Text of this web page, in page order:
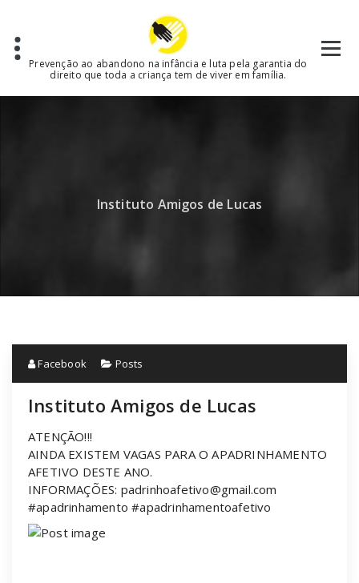
content
Prevenção ao abandono na infância e luta pela garantia do
direito que toda a criança tem de viver em família.
Instituto Amigos de Lucas
Facebook Posts
Instituto Amigos de Lucas
ATENÇÃO!!!
AINDA EXISTEM VAGAS PARA O APADRINHAMENTO
AFETIVO DESTE ANO.
INFORMAÇÕES: padrinhoafetivo@gmail.com
#apadrinhamento #apadrinhamentoafetivo